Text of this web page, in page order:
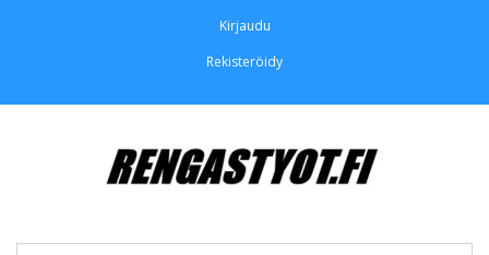
Kirjaudu
Rekisteröidy